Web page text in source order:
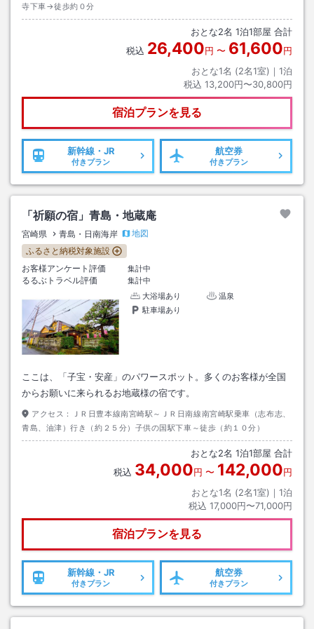
寺下車→徒歩約０分
おとな2名 1泊1部屋 合計
税込 26,400円 〜 61,600円
おとな1名 (2名1室)｜ 1泊
税込 13,200円〜30,800円
宿泊プランを見る
新幹線・JR
付きプラン
航空券
付きプラン
「祈願の宿」青島・地蔵庵
宮崎県 青島・日南海岸
地図
ふるさと納税対象施設
お客様アンケート評価
集計中
るるぶトラベル評価
集計中
大浴場あり
温泉
駐車場あり
ここは、「子宝・安産」のパワースポット。多くのお客様が全国
からお願いに来られるお地蔵様の宿です。
アクセス：
ＪＲ日豊本線南宮崎駅～ＪＲ日南線南宮崎駅乗車（志布志、
青島、油津）行き（約２５分）子供の国駅下車～徒歩（約１０分）
おとな2名 1泊1部屋 合計
税込 34,000円 〜 142,000円
おとな1名 (2名1室)｜ 1泊
税込 17,000円〜71,000円
宿泊プランを見る
新幹線・JR
付きプラン
航空券
付きプラン